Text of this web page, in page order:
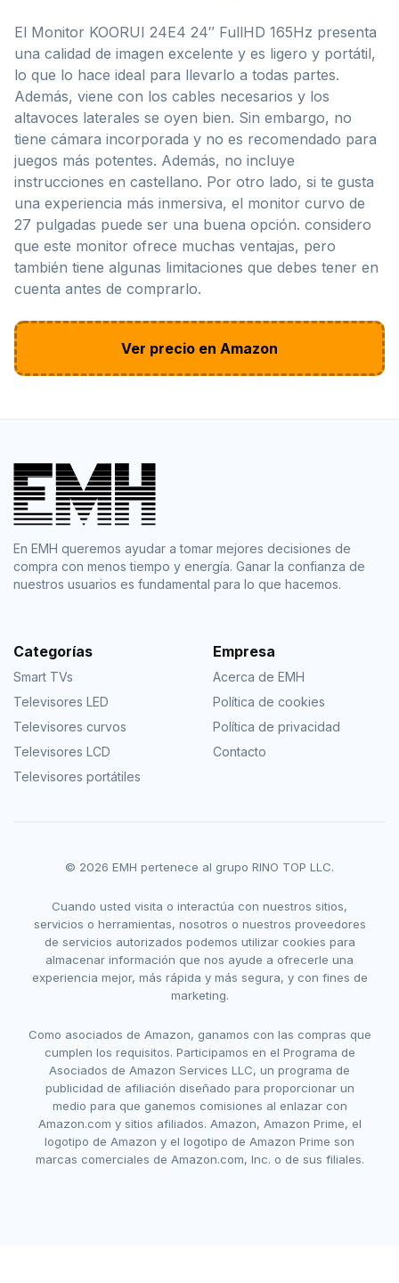
El Monitor KOORUI 24E4 24″ FullHD 165Hz presenta
una calidad de imagen excelente y es ligero y portátil,
lo que lo hace ideal para llevarlo a todas partes.
Además, viene con los cables necesarios y los
altavoces laterales se oyen bien. Sin embargo, no
tiene cámara incorporada y no es recomendado para
juegos más potentes. Además, no incluye
instrucciones en castellano. Por otro lado, si te gusta
una experiencia más inmersiva, el monitor curvo de
27 pulgadas puede ser una buena opción. considero
que este monitor ofrece muchas ventajas, pero
también tiene algunas limitaciones que debes tener en
cuenta antes de comprarlo.
Ver precio en Amazon
En EMH queremos ayudar a tomar mejores decisiones de
compra con menos tiempo y energía. Ganar la confianza de
nuestros usuarios es fundamental para lo que hacemos.
Categorías
Smart TVs
Televisores LED
Televisores curvos
Televisores LCD
Televisores portátiles
Empresa
Acerca de EMH
Política de cookies
Política de privacidad
Contacto
© 2026 EMH pertenece al grupo RINO TOP LLC.
Cuando usted visita o interactúa con nuestros sitios,
servicios o herramientas, nosotros o nuestros proveedores
de servicios autorizados podemos utilizar cookies para
almacenar información que nos ayude a ofrecerle una
experiencia mejor, más rápida y más segura, y con fines de
marketing.
Como asociados de Amazon, ganamos con las compras que
cumplen los requisitos. Participamos en el Programa de
Asociados de Amazon Services LLC, un programa de
publicidad de afiliación diseñado para proporcionar un
medio para que ganemos comisiones al enlazar con
Amazon.com y sitios afiliados. Amazon, Amazon Prime, el
logotipo de Amazon y el logotipo de Amazon Prime son
marcas comerciales de Amazon.com, Inc. o de sus filiales.